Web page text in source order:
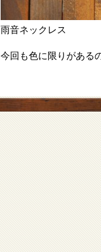
雨音ネックレス
今回も色に限りがある